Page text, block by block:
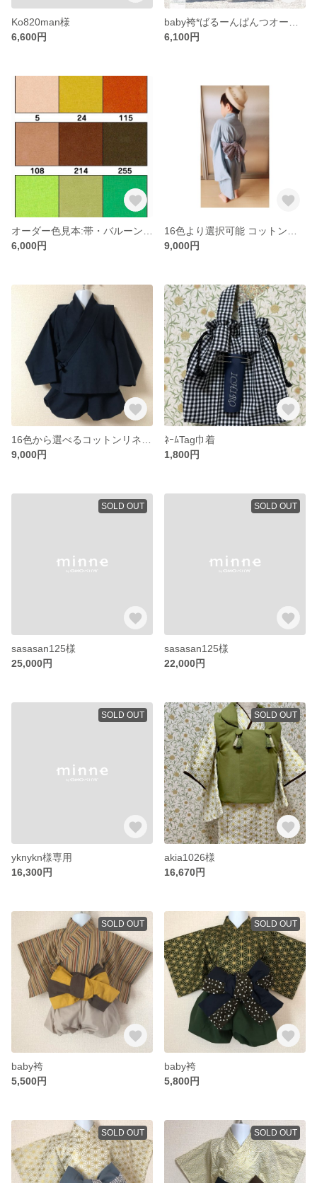
Ko820man様
6,600円
6,100円
6,000円
9,000円
9,000円
ﾈｰﾑTag巾着
1,800円
SOLD OUT
sasasan125様
25,000円
SOLD OUT
sasasan125様
22,000円
SOLD OUT
yknykn様専用
16,300円
SOLD OUT
akia1026様
16,670円
SOLD OUT
baby袴
5,500円
SOLD OUT
baby袴
5,800円
SOLD OUT SOLD OUT